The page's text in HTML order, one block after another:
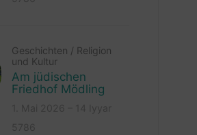
Geschichten / Religion
und Kultur
Am jüdischen
Friedhof Mödling